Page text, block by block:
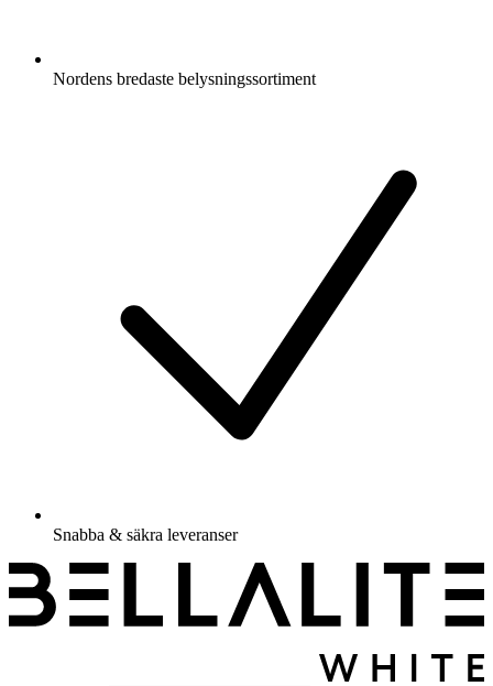
Nordens bredaste belysningssortiment
Snabba & säkra leveranser